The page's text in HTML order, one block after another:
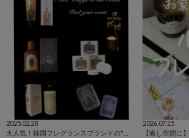
2025.02.28
2026.07.15
【癒し空間に